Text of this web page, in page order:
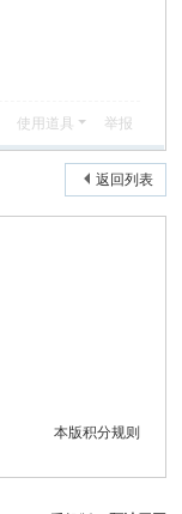
使用道具 举报
返回列表
本版积分规则